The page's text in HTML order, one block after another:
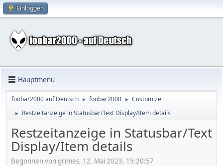
Einloggen
Hauptmenü
foobar2000 auf Deutsch ► foobar2000 ► Customize
► Restzeitanzeige in Statusbar/Text Display/Item details
Restzeitanzeige in Statusbar/Text
Display/Item details
Begonnen von grimes, 12. Mai 2023, 15:20:57